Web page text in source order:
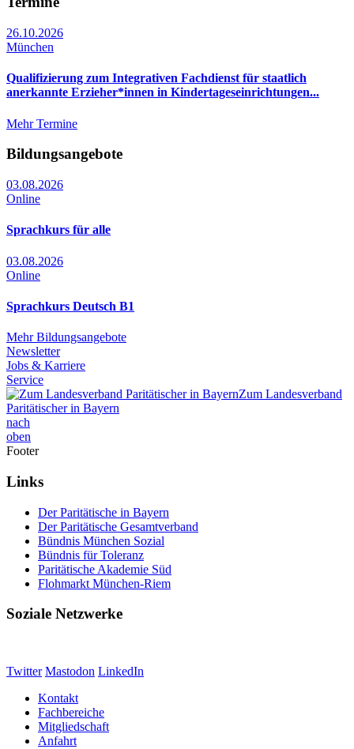
26.10.2026
München
Qualifizierung zum Integrativen Fachdienst für staatlich
anerkannte Erzieher*innen in Kindertageseinrichtungen...
Mehr Termine
Bildungsangebote
03.08.2026
Online
Sprachkurs für alle
03.08.2026
Online
Sprachkurs Deutsch B1
Mehr Bildungsangebote
Newsletter
Jobs & Karriere
Service
Zum Landesverband
Paritätischer in Bayern
nach
oben
Footer
Links
Der Paritätische in Bayern
Der Paritätische Gesamtverband
Bündnis München Sozial
Bündnis für Toleranz
Paritätische Akademie Süd
Flohmarkt München-Riem
Soziale Netzwerke
Twitter Mastodon LinkedIn
Kontakt
Fachbereiche
Mitgliedschaft
Anfahrt